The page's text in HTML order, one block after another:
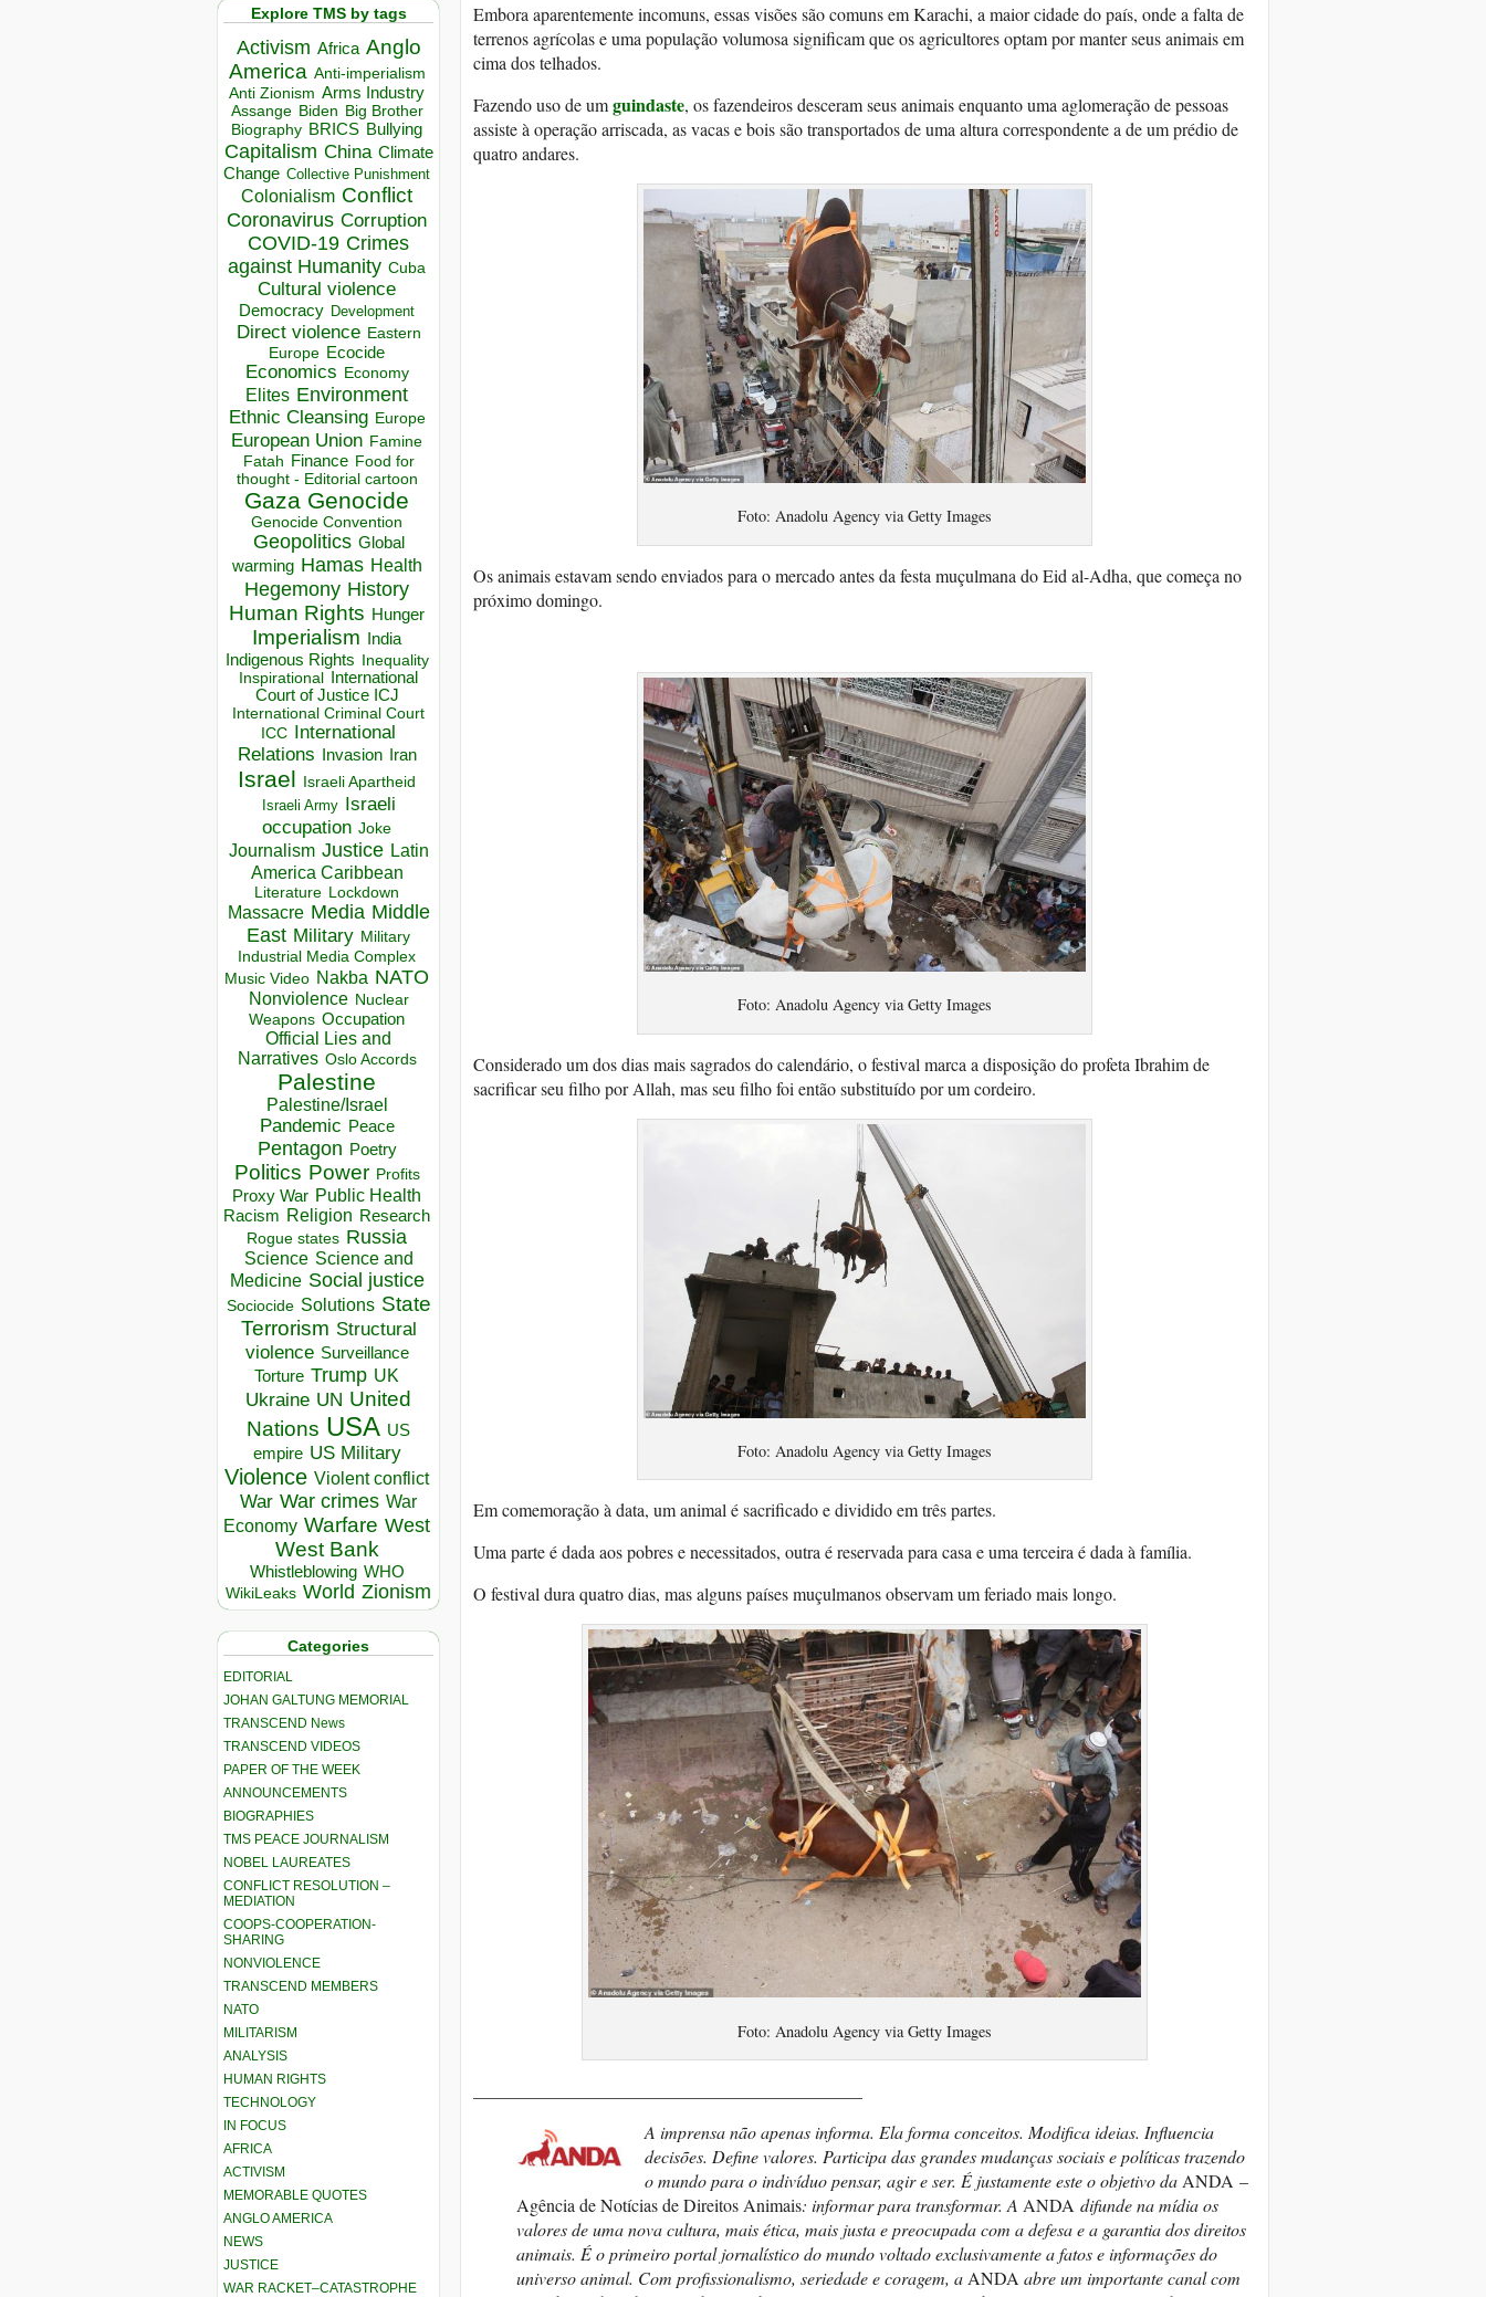
Explore TMS by tags
Activism Africa Anglo
America Anti-imperialism
Anti Zionism Arms Industry
Assange Biden Big Brother
Biography BRICS Bullying
Capitalism China Climate
Change Collective Punishment
Colonialism Conflict
Coronavirus Corruption
COVID-19 Crimes
against Humanity Cuba
Cultural violence
Democracy Development
Direct violence Eastern
Europe Ecocide
Economics Economy
Elites Environment
Ethnic Cleansing Europe
European Union Famine
Fatah Finance Food for
thought - Editorial cartoon
Gaza Genocide
Genocide Convention
Geopolitics Global
warming Hamas Health
Hegemony History
Human Rights Hunger
Imperialism India
Indigenous Rights Inequality
Inspirational
International
Court of Justice ICJ
International Criminal Court
ICC
International
Relations
Invasion Iran
Israel Israeli Apartheid
Israeli Army Israeli
occupation Joke
Journalism Justice Latin
America Caribbean
Literature Lockdown
Massacre Media Middle
East Military Military
Industrial Media Complex
Music Video Nakba NATO
Nonviolence Nuclear
Weapons Occupation
Official Lies and
Narratives Oslo Accords
Palestine
Palestine/Israel
Pandemic Peace
Pentagon Poetry
Politics Power Profits
Proxy War Public Health
Racism Religion Research
Rogue states Russia
Science Science and
Medicine Social justice
Sociocide Solutions State
Terrorism Structural
violence Surveillance
Torture Trump UK
Ukraine UN United
Nations USA US
empire US Military
Violence Violent conflict
War War crimes War
Economy Warfare West
West Bank
Whistleblowing WHO
WikiLeaks World Zionism
Categories
EDITORIAL
JOHAN GALTUNG MEMORIAL
TRANSCEND News
TRANSCEND VIDEOS
PAPER OF THE WEEK
ANNOUNCEMENTS
BIOGRAPHIES
TMS PEACE JOURNALISM
NOBEL LAUREATES
CONFLICT RESOLUTION –
MEDIATION
COOPS-COOPERATION-
SHARING
NONVIOLENCE
TRANSCEND MEMBERS
NATO
MILITARISM
ANALYSIS
HUMAN RIGHTS
TECHNOLOGY
IN FOCUS
AFRICA
ACTIVISM
MEMORABLE QUOTES
ANGLO AMERICA
NEWS
JUSTICE
WAR RACKET–CATASTROPHE
Embora aparentemente incomuns, essas visões são comuns em Karachi, a maior cidade do país, onde a falta de
terrenos agrícolas e uma população volumosa significam que os agricultores optam por manter seus animais em
cima dos telhados.
Fazendo uso de umguindaste, os fazendeiros desceram seus animais enquanto uma aglomeração de pessoas
assiste à operação arriscada, as vacas e bois são transportados de uma altura correspondente a de um prédio de
quatro andares.
Foto: Anadolu Agency via Getty Images
Os animais estavam sendo enviados para o mercado antes da festa muçulmana do Eid al-Adha, que começa no
próximo domingo.
Foto: Anadolu Agency via Getty Images
Considerado um dos dias mais sagrados do calendário, o festival marca a disposição do profeta Ibrahim de
sacrificar seu filho por Allah, mas seu filho foi então substituído por um cordeiro.
Foto: Anadolu Agency via Getty Images
Em comemoração à data, um animal é sacrificado e dividido em três partes.
Uma parte é dada aos pobres e necessitados, outra é reservada para casa e uma terceira é dada à família.
O festival dura quatro dias, mas alguns países muçulmanos observam um feriado mais longo.
Foto: Anadolu Agency via Getty Images
A imprensa não apenas informa. Ela forma conceitos. Modifica ideias. Influencia
decisões. Define valores. Participa das grandes mudanças sociais e políticas trazendo
o mundo para o indivíduo pensar, agir e ser. É justamente este o objetivo da ANDA –
Agência de Notícias de Direitos Animais: informar para transformar. A ANDA difunde na mídia os
valores de uma nova cultura, mais ética, mais justa e preocupada com a defesa e a garantia dos direitos
animais. É o primeiro portal jornalístico do mundo voltado exclusivamente a fatos e informações do
universo animal. Com profissionalismo, seriedade e coragem, a ANDA abre um importante canal com